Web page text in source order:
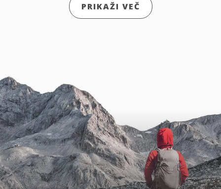
PRIKAŽI VEČ